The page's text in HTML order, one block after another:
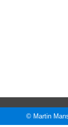
© Martin